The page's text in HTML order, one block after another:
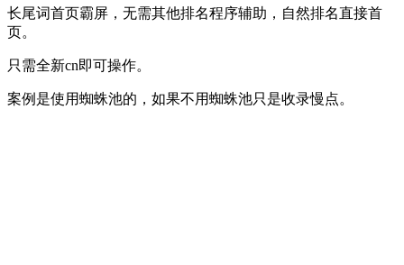
长尾词首页霸屏，无需其他排名程序辅助，自然排名直接首
页。
只需全新cn即可操作。
案例是使用蜘蛛池的，如果不用蜘蛛池只是收录慢点。